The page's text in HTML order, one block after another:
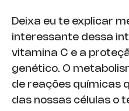
Deixa eu te explicar
interessante dessa
vitamina C e a
genético. O
de reações químicas
das nossas células o